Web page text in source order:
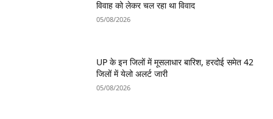
विवाह को लेकर चल रहा था विवाद
05/08/2026
UP के इन जिलों में मूसलाधार बारिश, हरदोई समेत 42
जिलों में येलो अलर्ट जारी
05/08/2026